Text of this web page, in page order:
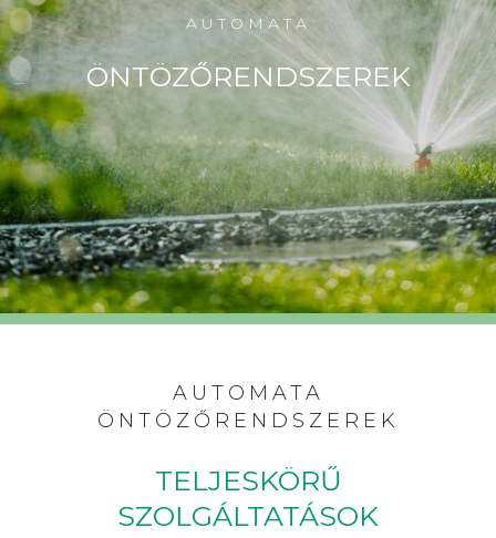
AUTOMATA
ÖNTÖZŐRENDSZEREK
AUTOMATA
ÖNTÖZŐRENDSZEREK
TELJESKÖRŰ
SZOLGÁLTATÁSOK